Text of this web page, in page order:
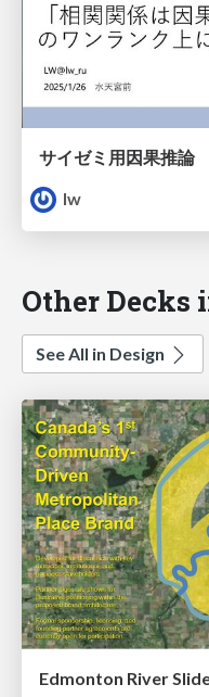
サイゼミ用因果推論
lw
Other Decks
See All in Design
Edmonton River